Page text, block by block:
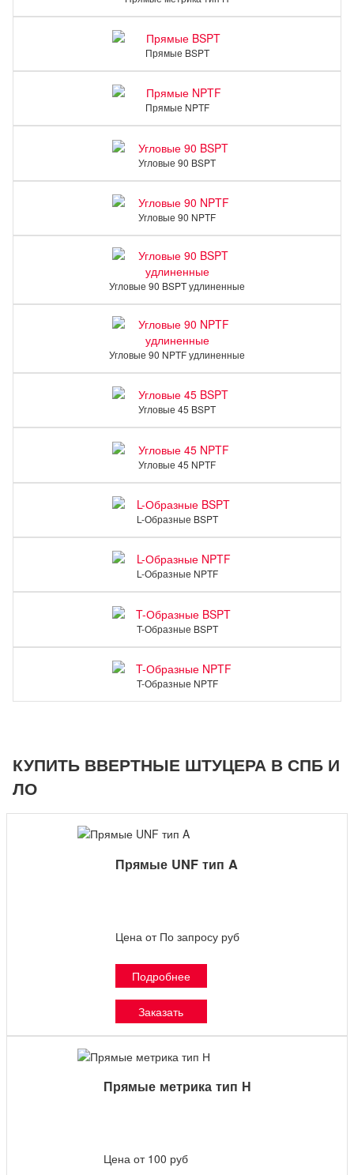
Прямые BSPT
Прямые NPTF
Угловые 90 BSPT
Угловые 90 NPTF
Угловые 90 BSPT удлиненные
Угловые 90 NPTF удлиненные
Угловые 45 BSPT
Угловые 45 NPTF
L-Образные BSPT
L-Образные NPTF
T-Образные BSPT
T-Образные NPTF
КУПИТЬ ВВЕРТНЫЕ ШТУЦЕРА В СПБ И
ЛО
Прямые UNF тип A
Цена от По запросу руб
Подробнее
Заказать
Прямые метрика тип Н
Цена от 100 руб